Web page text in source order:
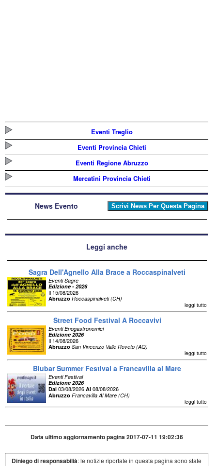
Eventi Treglio
Eventi Provincia Chieti
Eventi Regione Abruzzo
Mercatini Provincia Chieti
News Evento
Leggi anche
Sagra Dell'Agnello Alla Brace a Roccaspinalveti
Eventi Sagre
Edizione - 2026
Il 15/08/2026
Abruzzo Roccaspinalveti (CH)
leggi tutto
Street Food Festival A Roccavivi
Eventi Enogastronomici
Edizione 2026
Il 14/08/2026
Abruzzo San Vincenzo Valle Roveto (AQ)
leggi tutto
Blubar Summer Festival a Francavilla al Mare
Eventi Festival
Edizione 2026
Dal 03/08/2026 Al 08/08/2026
Abruzzo Francavilla Al Mare (CH)
leggi tutto
Data ultimo aggiornamento pagina 2017-07-11 19:02:36
Diniego di responsabilià: le notizie riportate in questa pagina sono state